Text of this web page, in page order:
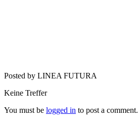
Posted by LINEA FUTURA
Keine Treffer
You must be logged in to post a comment.